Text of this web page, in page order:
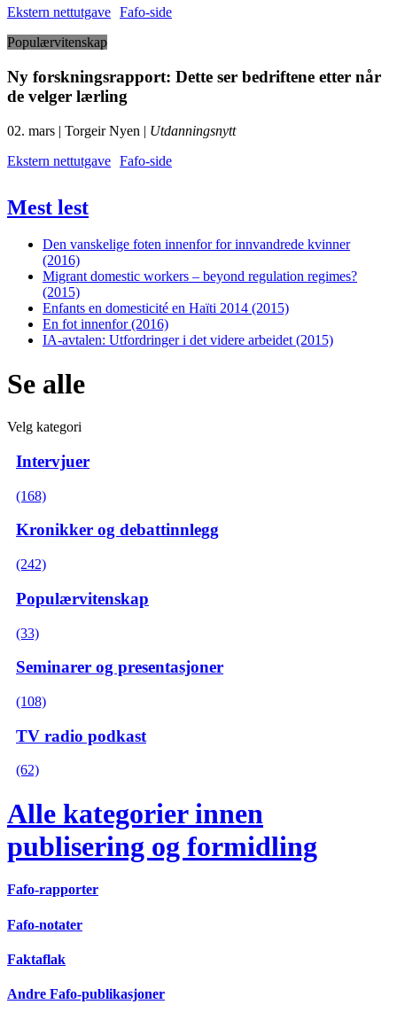
Ekstern nettutgave Fafo-side
Populærvitenskap
Ny forskningsrapport: Dette ser bedriftene etter når
de velger lærling
02. mars | Torgeir Nyen | Utdanningsnytt
Ekstern nettutgave Fafo-side
Mest lest
Den vanskelige foten innenfor for innvandrede kvinner
(2016)
Migrant domestic workers – beyond regulation regimes?
(2015)
Enfants en domesticité en Haïti 2014 (2015)
En fot innenfor (2016)
IA-avtalen: Utfordringer i det videre arbeidet (2015)
Se alle
Velg kategori
Intervjuer
(168)
Kronikker og debattinnlegg
(242)
Populærvitenskap
(33)
Seminarer og presentasjoner
(108)
TV radio podkast
(62)
Alle kategorier innen
publisering og formidling
Fafo-rapporter
Fafo-notater
Faktaflak
Andre Fafo-publikasjoner